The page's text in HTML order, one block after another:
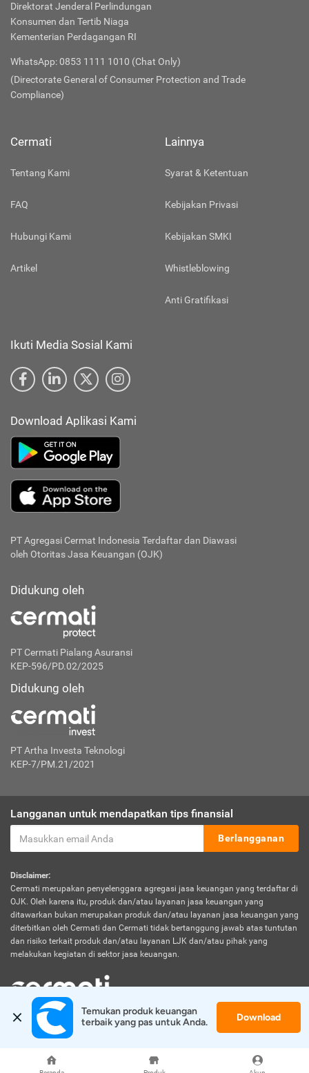
Direktorat Jenderal Perlindungan
Konsumen dan Tertib Niaga
Kementerian Perdagangan RI
WhatsApp: 0853 1111 1010 (Chat Only)
(Directorate General of Consumer Protection and Trade
Compliance)
Cermati
Tentang Kami
FAQ
Hubungi Kami
Artikel
Lainnya
Syarat & Ketentuan
Kebijakan Privasi
Kebijakan SMKI
Whistleblowing
Anti Gratifikasi
Ikuti Media Sosial Kami
Download Aplikasi Kami
PT Agregasi Cermat Indonesia Terdaftar dan Diawasi
oleh Otoritas Jasa Keuangan (OJK)
Didukung oleh
PT Cermati Pialang Asuransi
KEP-596/PD.02/2025
Didukung oleh
PT Artha Investa Teknologi
KEP-7/PM.21/2021
Langganan untuk mendapatkan tips finansial
Berlangganan
Disclaimer:
Cermati merupakan penyelenggara agregasi jasa keuangan yang terdaftar di
OJK. Oleh karena itu, produk dan/atau layanan jasa keuangan yang
ditawarkan bukan merupakan produk dan/atau layanan jasa keuangan yang
diterbitkan oleh Cermati dan Cermati tidak bertanggung jawab atas tuntutan
dan risiko terkait produk dan/atau layanan LJK dan/atau pihak yang
melakukan kegiatan di sektor jasa keuangan.
© 2026 Cermati. All Rights Reserved.
Temukan produk keuangan
terbaik yang pas untuk Anda.
Download